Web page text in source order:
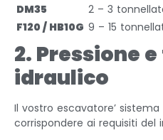
DM35 2 – 3
F120 / HB10G 9 – 15
2. Pressione
idraulico
Il vostro escavatore’
corrispondere ai requisiti del